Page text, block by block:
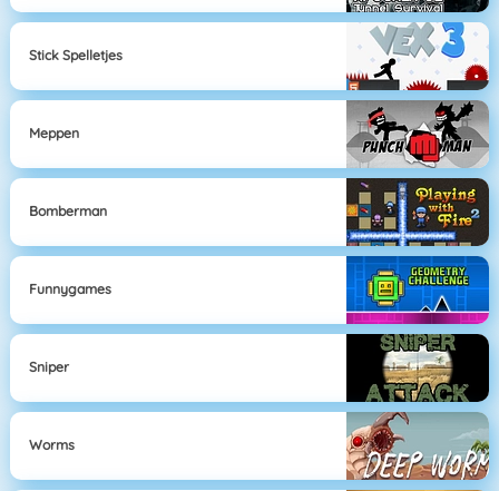
Stick Spelletjes
Meppen
Bomberman
Funnygames
Sniper
Worms